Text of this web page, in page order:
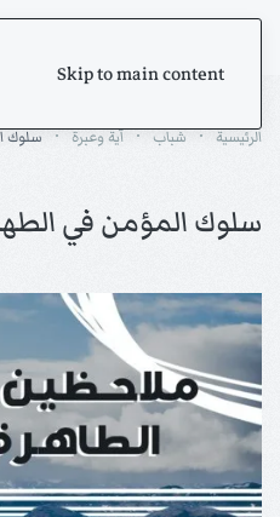
Skip to main content
الرئيسية شباب آية وعبرة سلوك
سلوك المؤمن في